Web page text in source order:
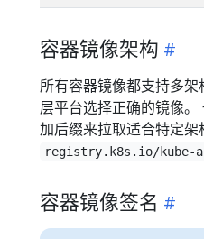
容器镜像架构
所有容器镜像都支持多
层平台选择正确的镜像
加后缀来拉取适合特定架
registry.k8s.io/kube-
容器镜像签名